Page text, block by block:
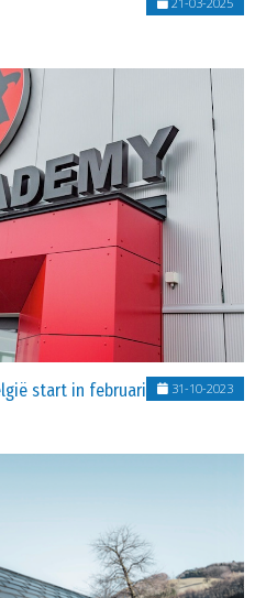
start in februari 202431-10-2023